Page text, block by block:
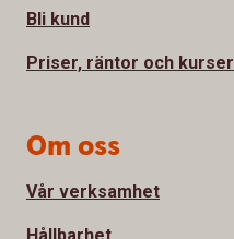
Bli kund
Priser, räntor och kurser
Om oss
Vår verksamhet